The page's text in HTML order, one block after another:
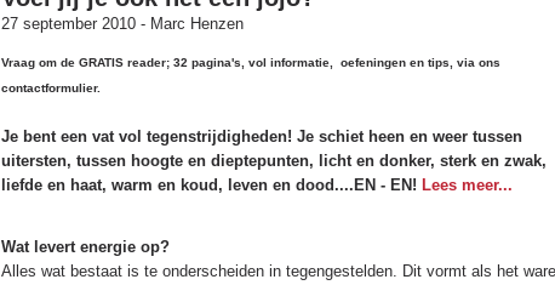
27 september 2010 - Marc Henzen
Vraag om de GRATIS reader; 32 pagina's, vol informatie, oefeningen en tips, via ons
contactformulier.
Je bent een vat vol tegenstrijdigheden! Je schiet heen en weer tussen
uitersten, tussen hoogte en dieptepunten, licht en donker, sterk en zwak,
liefde en haat, warm en koud, leven en dood....EN - EN! Lees meer...
Wat levert energie op?
Alles wat bestaat is te onderscheiden in tegengestelden. Dit vormt als het ware